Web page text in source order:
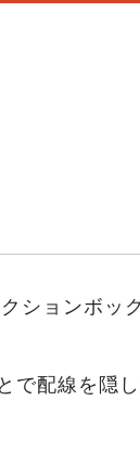
ションボッ
で配線を隠